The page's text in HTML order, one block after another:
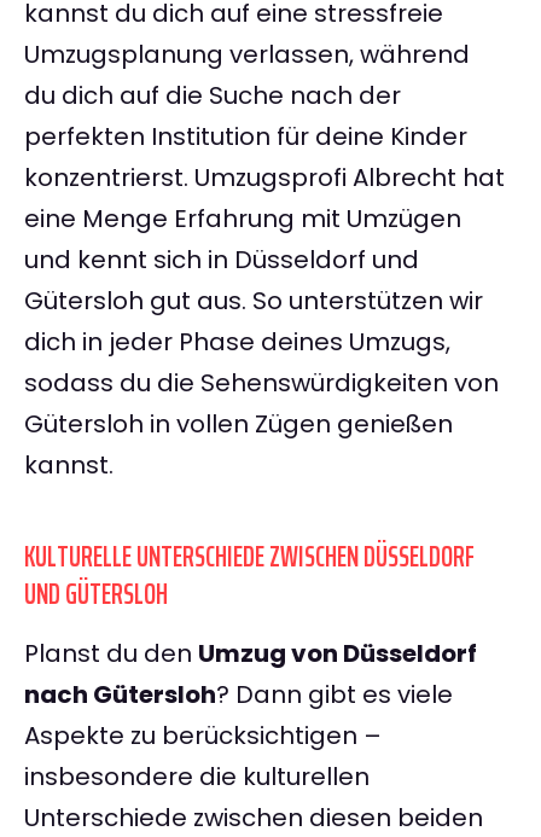
kannst du dich auf eine stressfreie
Umzugsplanung verlassen, während
du dich auf die Suche nach der
perfekten Institution für deine Kinder
konzentrierst. Umzugsprofi Albrecht hat
eine Menge Erfahrung mit Umzügen
und kennt sich in Düsseldorf und
Gütersloh gut aus. So unterstützen wir
dich in jeder Phase deines Umzugs,
sodass du die Sehenswürdigkeiten von
Gütersloh in vollen Zügen genießen
kannst.
KULTURELLE UNTERSCHIEDE ZWISCHEN DÜSSELDORF
UND GÜTERSLOH
Planst du den Umzug von Düsseldorf
nach Gütersloh? Dann gibt es viele
Aspekte zu berücksichtigen –
insbesondere die kulturellen
Unterschiede zwischen diesen beiden